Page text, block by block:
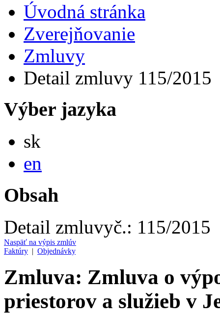
Úvodná stránka
Zverejňovanie
Zmluvy
Detail zmluvy 115/2015
Výber jazyka
sk
en
Obsah
Detail zmluvyč.: 115/2015
Naspäť na výpis zmlúv
Faktúry | Objednávky
Zmluva: Zmluva o
priestorov a služieb v